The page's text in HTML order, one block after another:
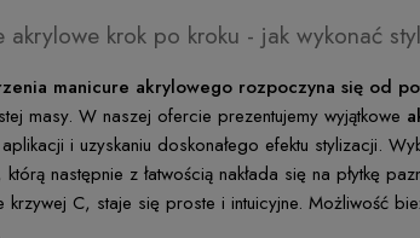
akrylowe krok po kroku - jak wykonać
manicure akrylowego rozpoczyna się od
masy. W naszej ofercie prezentujemy wyjątkowe
i uzyskaniu doskonałego efektu stylizacji.
którą następnie z łatwością nakłada się na płytkę
krzywej C, staje się proste i intuicyjne. Możliwość